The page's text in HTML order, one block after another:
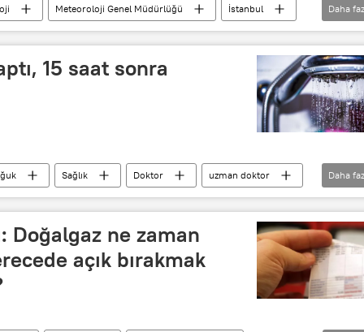
Meteoroloji Genel Müdürlüğü
İstanbul
Tahmin ve Erken Uyarı Merkezi
Sıcaklık
Daha
15 saat sonra
Sağlık Doktor
uzman doktor
şok SAĞLIK
Daha
Doğalgaz ne zaman
açık bırakmak